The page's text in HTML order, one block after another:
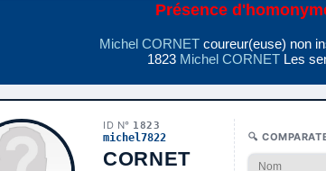
Présence
Michel CORNETcoureur(euse) non
1823 Michel CORNETLes
ID N° 1823
michel7822
CORNET
🔍